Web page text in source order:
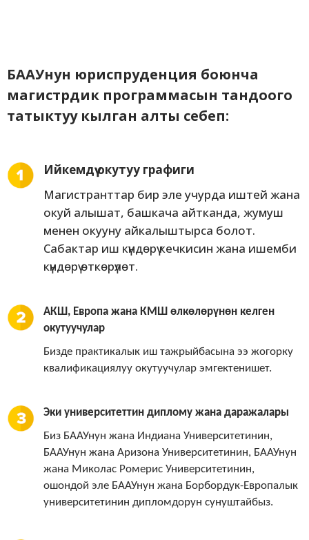
БААУнун юриспруденция боюнча
магистрдик программасын тандоого
татыктуу кылган алты себеп:
Ийкемдүү окутуу графиги
Магистранттар бир эле учурда иштей жана
окуй алышат, башкача айтканда, жумуш
менен окууну айкалыштырса болот.
Сабактар иш күндөрү кечкисин жана ишемби
күндөрү өткөрүлөт.
АКШ, Европа жана КМШ өлкөлөрүнөн келген
окутуучулар
Бизде практикалык иш тажрыйбасына ээ жогорку
квалификациялуу окутуучулар эмгектенишет.
Эки университеттин диплому жана даражалары
Биз БААУнун жана Индиана Университетинин,
БААУнун жана Аризона Университетинин, БААУнун
жана Миколас Ромерис Университетинин,
ошондой эле БААУнун жана Борбордук-Европалык
университетинин дипломдорун сунуштайбыз.